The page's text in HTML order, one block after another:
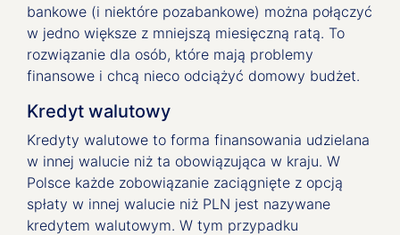
bankowe (i niektóre pozabankowe) można połączyć
w jedno większe z mniejszą miesięczną ratą. To
rozwiązanie dla osób, które mają problemy
finansowe i chcą nieco odciążyć domowy budżet.
Kredyt walutowy
Kredyty walutowe to forma finansowania udzielana
w innej walucie niż ta obowiązująca w kraju. W
Polsce każde zobowiązanie zaciągnięte z opcją
spłaty w innej walucie niż PLN jest nazywane
kredytem walutowym. W tym przypadku